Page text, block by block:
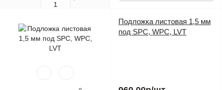
Подложка листовая 1,5 мм
под SPC, WPC, LVT